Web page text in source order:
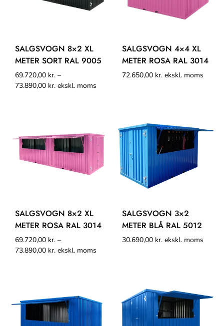
SALGSVOGN 8×2 XL
METER SORT RAL 9005
69.720,00 kr. –
73.890,00 kr. ekskl. moms
SALGSVOGN 4×4 XL
METER ROSA RAL 3014
72.650,00 kr. ekskl. moms
SALGSVOGN 8×2 XL
METER ROSA RAL 3014
69.720,00 kr. –
73.890,00 kr. ekskl. moms
SALGSVOGN 3×2
METER BLÅ RAL 5012
30.690,00 kr. ekskl. moms